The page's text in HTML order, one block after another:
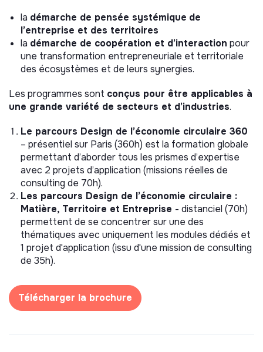
la démarche de pensée systémique de
l’entreprise et des territoires
la démarche de coopération et d’interaction pour
une transformation entrepreneuriale et territoriale
des écosystèmes et de leurs synergies.
Les programmes sont conçus pour être applicables à
une grande variété de secteurs et d’industries.
Le parcours Design de l’économie circulaire 360
– présentiel sur Paris (360h) est la formation globale
permettant d’aborder tous les prismes d’expertise
avec 2 projets d’application (missions réelles de
consulting de 70h).
Les parcours Design de l’économie circulaire :
Matière, Territoire et Entreprise - distanciel (70h)
permettent de se concentrer sur une des
thématiques avec uniquement les modules dédiés et
1 projet d'application (issu d'une mission de consulting
de 35h).
Télécharger la brochure